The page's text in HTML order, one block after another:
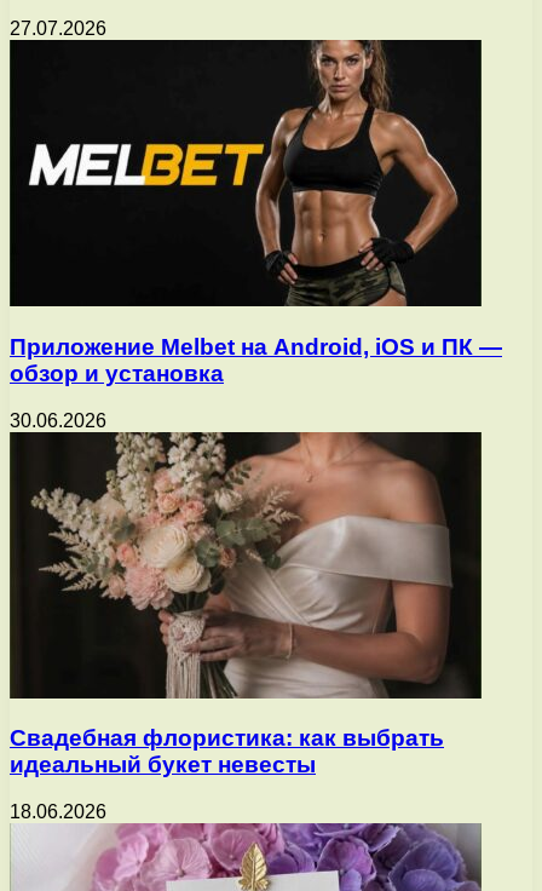
27.07.2026
Приложение Melbet на Android, iOS и ПК —
обзор и установка
30.06.2026
Свадебная флористика: как выбрать
идеальный букет невесты
18.06.2026